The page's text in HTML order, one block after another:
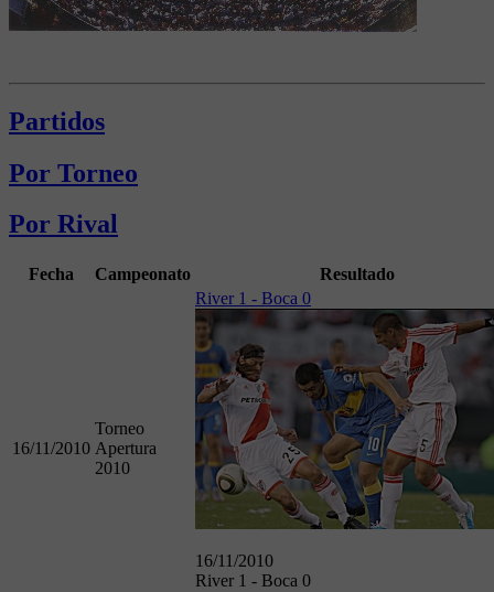
Partidos
Por Torneo
Por Rival
Fecha Campeonato Resultado
16/11/2010
Torneo
Apertura
2010
River 1 - Boca 0
16/11/2010
River 1 - Boca 0